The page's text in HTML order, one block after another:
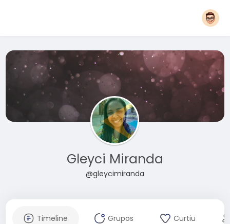
Gleyci Miranda
@gleycimiranda
Timeline Grupos Curtiu